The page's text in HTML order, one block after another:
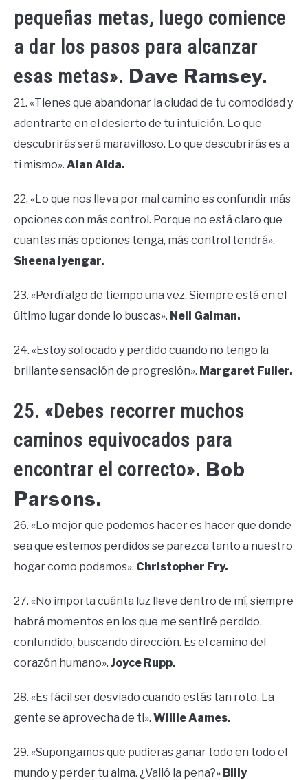
pequeñas metas, luego comience
a dar los pasos para alcanzar
esas metas». Dave Ramsey.
21. «Tienes que abandonar la ciudad de tu comodidad y
adentrarte en el desierto de tu intuición. Lo que
descubrirás será maravilloso. Lo que descubrirás es a
ti mismo». Alan Alda.
22. «Lo que nos lleva por mal camino es confundir más
opciones con más control. Porque no está claro que
cuantas más opciones tenga, más control tendrá».
Sheena Iyengar.
23. «Perdí algo de tiempo una vez. Siempre está en el
último lugar donde lo buscas». Neil Gaiman.
24. «Estoy sofocado y perdido cuando no tengo la
brillante sensación de progresión». Margaret Fuller.
25. «Debes recorrer muchos
caminos equivocados para
encontrar el correcto». Bob
Parsons.
26. «Lo mejor que podemos hacer es hacer que donde
sea que estemos perdidos se parezca tanto a nuestro
hogar como podamos». Christopher Fry.
27. «No importa cuánta luz lleve dentro de mí, siempre
habrá momentos en los que me sentiré perdido,
confundido, buscando dirección. Es el camino del
corazón humano». Joyce Rupp.
28. «Es fácil ser desviado cuando estás tan roto. La
gente se aprovecha de ti». Willie Aames.
29. «Supongamos que pudieras ganar todo en todo el
mundo y perder tu alma. ¿Valió la pena?» Billy